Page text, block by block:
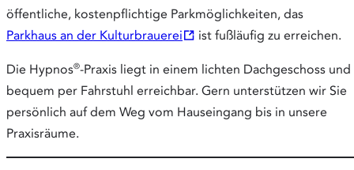
öffentliche, kostenpflichtige Parkmöglichkeiten, das
Parkhaus an der Kulturbrauerei
Opens
new
tab
ist fußläufig zu erreichen.
Die Hypnos®-Praxis liegt in einem lichten Dachgeschoss und
bequem per Fahrstuhl erreichbar. Gern unterstützen wir Sie
persönlich auf dem Weg vom Hauseingang bis in unsere
Praxisräume.